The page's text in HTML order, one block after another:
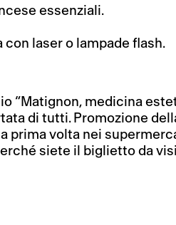
essenziali.
con laser o lampade flash.
“Matignon, medicina
di tutti. Promozione
prima volta nei
siete il biglietto da